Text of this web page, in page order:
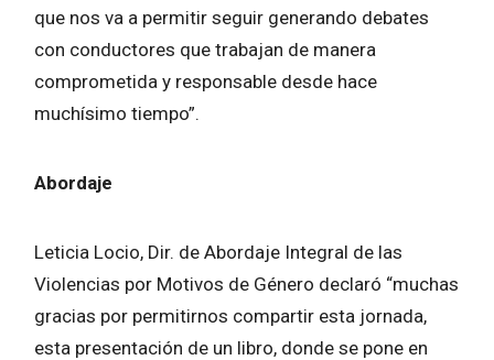
que nos va a permitir seguir generando debates
con conductores que trabajan de manera
comprometida y responsable desde hace
muchísimo tiempo”.
Abordaje
Leticia Locio, Dir. de Abordaje Integral de las
Violencias por Motivos de Género declaró “muchas
gracias por permitirnos compartir esta jornada,
esta presentación de un libro, donde se pone en